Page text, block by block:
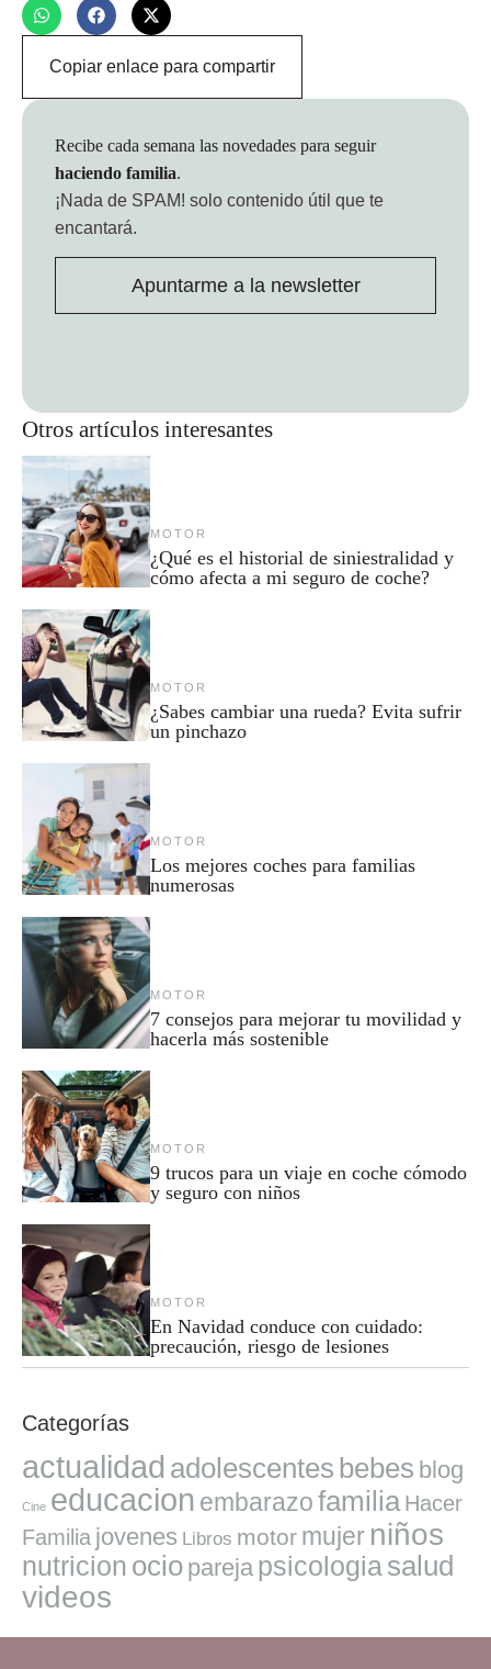
Copiar enlace para compartir
Otros artículos interesantes
MOTOR
¿Qué es el historial de siniestralidad y
cómo afecta a mi seguro de coche?
MOTOR
¿Sabes cambiar una rueda? Evita sufrir
un pinchazo
MOTOR
Los mejores coches para familias
numerosas
MOTOR
7 consejos para mejorar tu movilidad y
hacerla más sostenible
MOTOR
9 trucos para un viaje en coche cómodo
y seguro con niños
MOTOR
En Navidad conduce con cuidado:
precaución, riesgo de lesiones
Categorías
actualidad adolescentes bebes blog
Cine educacion embarazofamilia Hacer
Familia jovenes Libros motor mujer niños
nutricion ocio pareja psicologiasalud
videos
Recibe cada semana las novedades para seguir
haciendo familia.
¡Nada de SPAM! solo contenido útil que te
encantará.
Apuntarme a la newsletter